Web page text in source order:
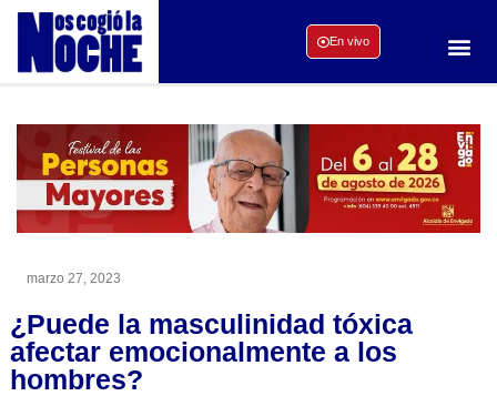
En vivo
marzo 27, 2023
¿Puede la masculinidad tóxica
afectar emocionalmente a los
hombres?